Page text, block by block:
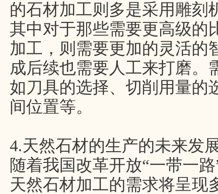
的石材加工则多是采用雕刻
其中对于那些需要更高级的
加工，则需要更加的灵活的
成后续也需要人工来打磨。
如刀具的选择、切削用量的
间位置等。
4.天然石材的生产的未来发
随着我国改革开放“一带一
天然石材加工的需求将呈现